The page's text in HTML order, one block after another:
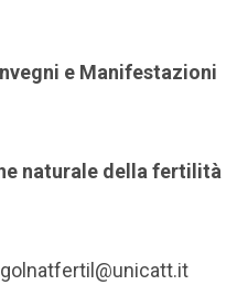
e Manifestazioni
naturale della fertilità